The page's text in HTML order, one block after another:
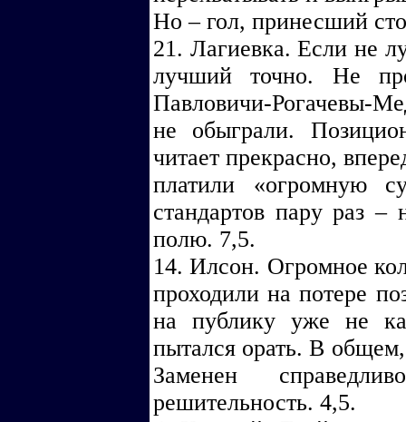
Но – гол, принесший
21. Лагиевка. Если не
лучший точно. Не
Павловичи-Рогачевы-
не обыграли.
читает прекрасно,
платили «огромную
стандартов пару раз
полю. 7,5.
14. Илсон. Огромное
проходили на потере
на публику уже не
пытался орать. В
Заменен
решительность. 4,5.